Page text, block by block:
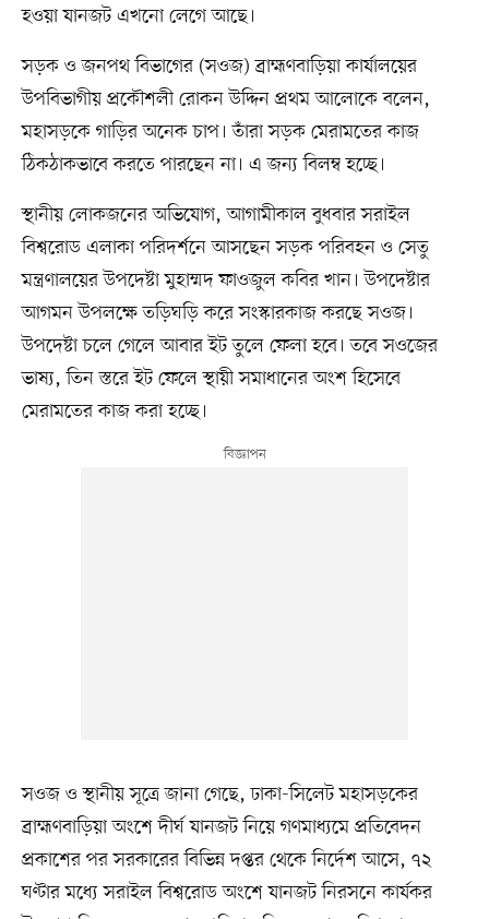
হওয়া যানজট এখনো লেগে আছে।
সড়ক ও জনপথ বিভাগের (সওজ) ব্রাহ্মণবাড়িয়া কার্যালয়ের
উপবিভাগীয় প্রকৌশলী রোকন উদ্দিন প্রথম আলোকে বলেন,
মহাসড়কে গাড়ির অনেক চাপ। তাঁরা সড়ক মেরামতের কাজ
ঠিকঠাকভাবে করতে পারছেন না। এ জন্য বিলম্ব হচ্ছে।
স্থানীয় লোকজনের অভিযোগ, আগামীকাল বুধবার সরাইল
বিশ্বরোড এলাকা পরিদর্শনে আসছেন সড়ক পরিবহন ও সেতু
মন্ত্রণালয়ের উপদেষ্টা মুহাম্মদ ফাওজুল কবির খান। উপদেষ্টার
আগমন উপলক্ষে তড়িঘড়ি করে সংস্কারকাজ করছে সওজ।
উপদেষ্টা চলে গেলে আবার ইট তুলে ফেলা হবে। তবে সওজের
ভাষ্য, তিন স্তরে ইট ফেলে স্থায়ী সমাধানের অংশ হিসেবে
মেরামতের কাজ করা হচ্ছে।
সওজ ও স্থানীয় সূত্রে জানা গেছে, ঢাকা-সিলেট মহাসড়কের
ব্রাহ্মণবাড়িয়া অংশে দীর্ঘ যানজট নিয়ে গণমাধ্যমে প্রতিবেদন
প্রকাশের পর সরকারের বিভিন্ন দপ্তর থেকে নির্দেশ আসে, ৭২
ঘণ্টার মধ্যে সরাইল বিশ্বরোড অংশে যানজট নিরসনে কার্যকর